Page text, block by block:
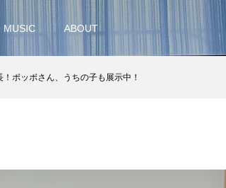
MUSIC ABOUT
ポッポさん、うちの子も展示中！